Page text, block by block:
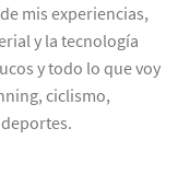
mis experiencias,
y la tecnología
y todo lo que voy
ciclismo,